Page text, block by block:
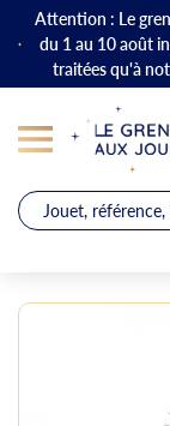
Attention : Le
du 1 au 10 août
traitées qu'à